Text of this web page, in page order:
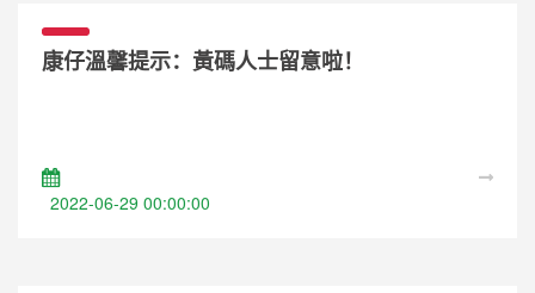
康仔溫馨提示：黃碼人士留意啦！
2022-06-29 00:00:00